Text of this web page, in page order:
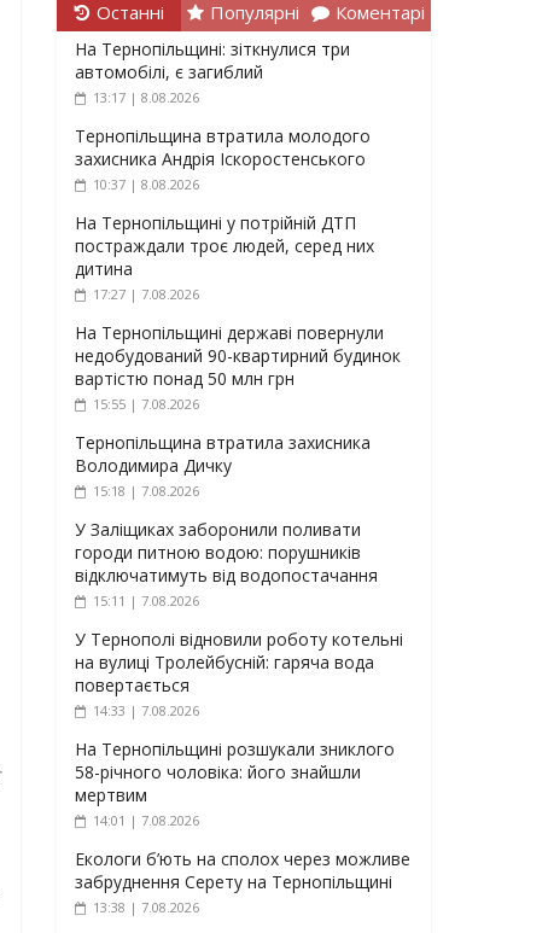
Останні Популярні Коментарі
На Тернопільщині: зіткнулися три
автомобілі, є загиблий
13:17 | 8.08.2026
Тернопільщина втратила молодого
захисника Андрія Іскоростенського
10:37 | 8.08.2026
На Тернопільщині у потрійній ДТП
постраждали троє людей, серед них
дитина
17:27 | 7.08.2026
На Тернопільщині державі повернули
недобудований 90-квартирний будинок
вартістю понад 50 млн грн
15:55 | 7.08.2026
Тернопільщина втратила захисника
Володимира Дичку
15:18 | 7.08.2026
У Заліщиках заборонили поливати
городи питною водою: порушників
відключатимуть від водопостачання
15:11 | 7.08.2026
У Тернополі відновили роботу котельні
на вулиці Тролейбусній: гаряча вода
повертається
14:33 | 7.08.2026
На Тернопільщині розшукали зниклого
58-річного чоловіка: його знайшли
мертвим
14:01 | 7.08.2026
Екологи б’ють на сполох через можливе
забруднення Серету на Тернопільщині
13:38 | 7.08.2026